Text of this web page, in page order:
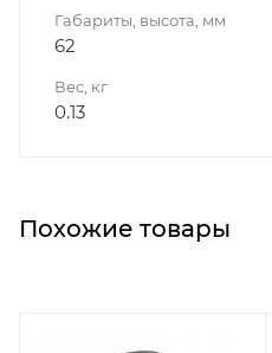
Габариты, высота, мм
62
Вес, кг
0.13
Похожие товары